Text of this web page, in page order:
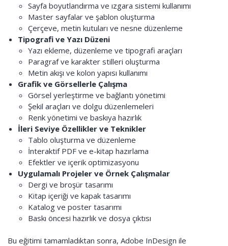
Sayfa boyutlandırma ve ızgara sistemi kullanımı
Master sayfalar ve şablon oluşturma
Çerçeve, metin kutuları ve nesne düzenleme
Tipografi ve Yazı Düzeni
Yazı ekleme, düzenleme ve tipografi araçları
Paragraf ve karakter stilleri oluşturma
Metin akışı ve kolon yapısı kullanımı
Grafik ve Görsellerle Çalışma
Görsel yerleştirme ve bağlantı yönetimi
Şekil araçları ve dolgu düzenlemeleri
Renk yönetimi ve baskıya hazırlık
İleri Seviye Özellikler ve Teknikler
Tablo oluşturma ve düzenleme
İnteraktif PDF ve e-kitap hazırlama
Efektler ve içerik optimizasyonu
Uygulamalı Projeler ve Örnek Çalışmalar
Dergi ve broşür tasarımı
Kitap içeriği ve kapak tasarımı
Katalog ve poster tasarımı
Baskı öncesi hazırlık ve dosya çıktısı
Bu eğitimi tamamladıktan sonra, Adobe InDesign ile